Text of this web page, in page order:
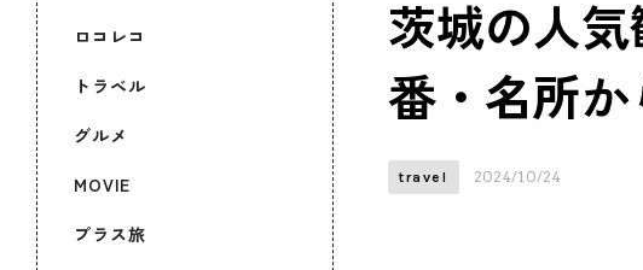
ロコレコ
トラベル
グルメ
MOVIE
プラス旅
茨城の人
番・名所
travel 2024/10/24